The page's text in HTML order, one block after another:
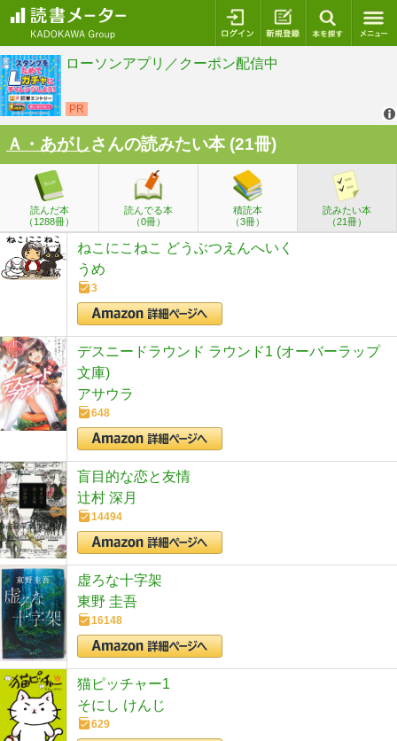
ログイン 新規登録
Ａ・あがしさんの読みたい本 (21冊)
読んだ本
（1288冊）
読んでる本
（0冊）
積読本
（3冊）
読みたい本
（21冊）
ねこにこねこ どうぶつえんへいく
うめ
3
デスニードラウンド ラウンド1 (オーバーラップ
文庫)
アサウラ
648
盲目的な恋と友情
辻村 深月
14494
虚ろな十字架
東野 圭吾
16148
猫ピッチャー1
そにし けんじ
629